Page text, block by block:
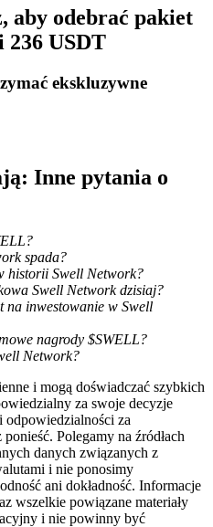
aby zarabiać na popularnych
posiadaczy BTR
kryptowalutami
aby odebrać pakiet
236 USDT
ekskluzywne
Inne pytania o
spada?
historii Swell Network?
Swell Network dzisiaj?
na inwestowanie w Swell
nagrody $SWELL?
Network?
i mogą doświadczać szybkich
za swoje decyzje
odpowiedzialności za
Polegamy na źródłach
danych związanych z
i nie ponosimy
ani dokładność. Informacje
wszelkie powiązane materiały
i nie powinny być